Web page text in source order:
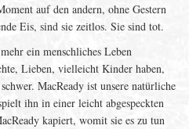
auf den andern, ohne Gestern
Eis, sind sie zeitlos. Sie sind tot.
ein menschliches Leben
Lieben, vielleicht Kinder haben,
MacReady ist unsere natürliche
ihn in einer leicht abgespeckten
kapiert, womit sie es zu tun